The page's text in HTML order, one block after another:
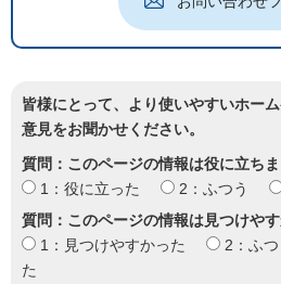
皆様にとって、より使いやすいホー
意見をお聞かせください。
質問：このページの情報は役に立ち
1：役に立った
2：ふつう
質問：このページの情報は見つけや
1：見つけやすかった
2：ふつ
た